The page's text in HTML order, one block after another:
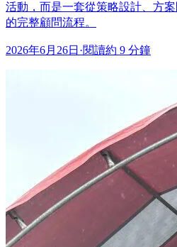
活動，而是一套從策略設計、方
的完整顧問流程。
2026年6月26日 ·閱讀約 9 分鐘